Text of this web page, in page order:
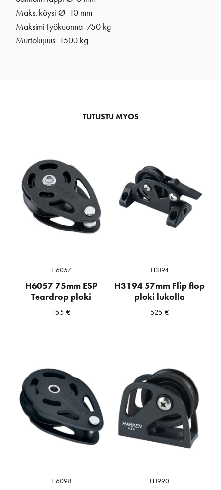
Maks. köysi Ø 10 mm
Maksimi työkuorma 750 kg
Murtolujuus 1500 kg
TUTUSTU MYÖS
H6057
H6057 75mm ESP
Teardrop ploki
155€
H3194
H3194 57mm Flip flop
ploki lukolla
525 €
H6098 H1990